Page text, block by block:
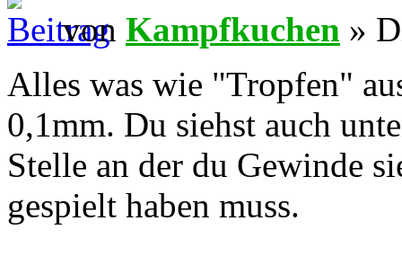
von Kampfkuchen »
Alles was wie "Tropfen"
0,1mm. Du siehst auch
Stelle an der du Gewinde
gespielt haben muss.